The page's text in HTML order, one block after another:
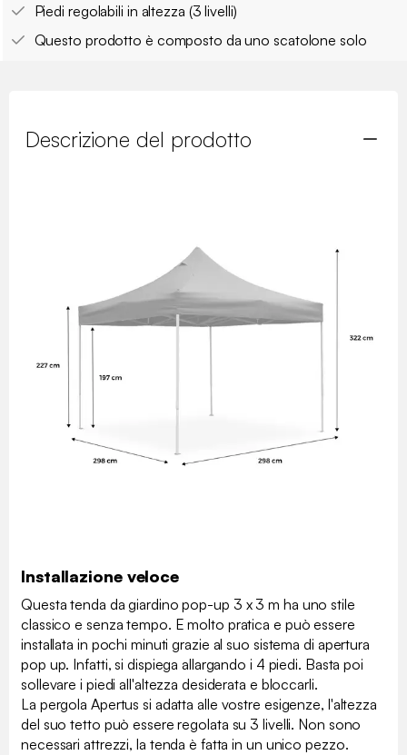
Piedi regolabili in altezza (3 livelli)
Questo prodotto è composto da uno scatolone solo
Descrizione del prodotto
Installazione veloce
Questa tenda da giardino pop-up 3 x 3 m ha uno stile
classico e senza tempo. E molto pratica e può essere
installata in pochi minuti grazie al suo sistema di apertura
pop up. Infatti, si dispiega allargando i 4 piedi. Basta poi
sollevare i piedi all'altezza desiderata e bloccarli.
La pergola Apertus si adatta alle vostre esigenze, l'altezza
del suo tetto può essere regolata su 3 livelli. Non sono
necessari attrezzi, la tenda è fatta in un unico pezzo.